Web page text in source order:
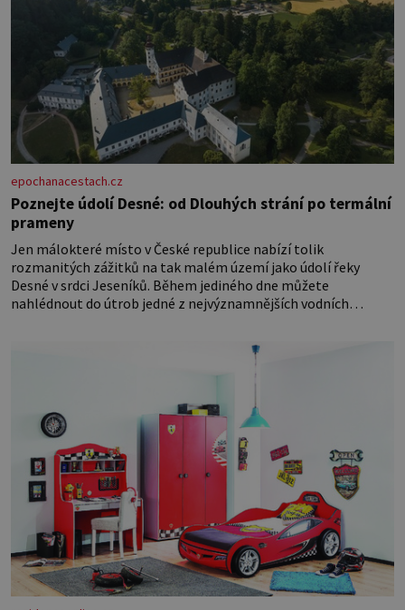
epochanacestach.cz
Poznejte údolí Desné: od Dlouhých strání po termální
prameny
Jen málokteré místo v České republice nabízí tolik
rozmanitých zážitků na tak malém území jako údolí řeky
Desné v srdci Jeseníků. Během jediného dne můžete
nahlédnout do útrob jedné z nejvýznamnějších vodních